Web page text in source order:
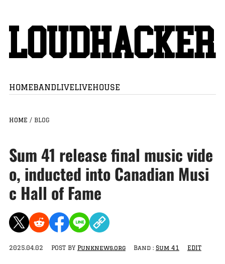
HOMEBANDLIVELIVEHOUSE
HOME / BLOG
Sum 41 release final music vide
o, inducted into Canadian Musi
c Hall of Fame
2025.04.02 POST BY Punknews.org Band : Sum 41 EDIT